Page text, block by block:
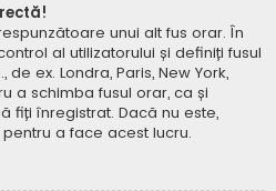
unui alt fus orar. În
al utilizatorului și definiți fusul
ex. Londra, Paris, New York,
a schimba fusul orar, ca și
fiți înregistrat. Dacă nu este,
a face acest lucru.